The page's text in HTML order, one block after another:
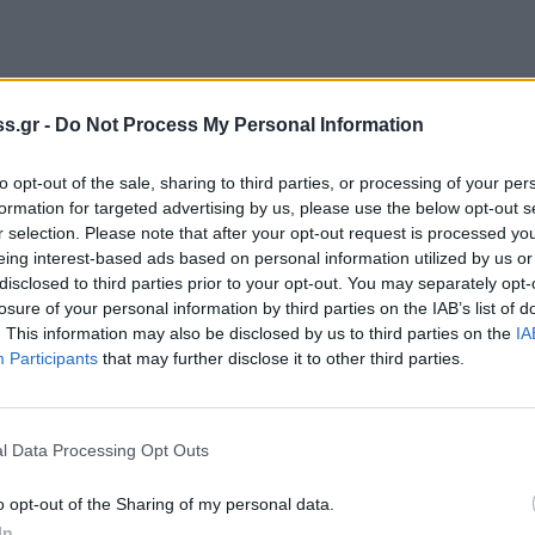
- Do Not Process My Personal Information
opt-out of the sale, sharing to third parties, or processing of your
for targeted advertising by us, please use the below opt-out
selection. Please note that after your opt-out request is processed
interest-based ads based on personal information utilized by us
to third parties prior to your opt-out. You may separately
of your personal information by third parties on the IAB’s list of
This information may also be disclosed by us to third parties on the
Participants that may further disclose it to other third parties.
Data Processing Opt Outs
opt-out of the Sharing of my personal data.
της ζωής του.
φιλάνθρωπος, πατέρας τριών παιδιών και
δισεκατομμυρίων δολαρίων έγραψε
κάθε γονιός που έχει κάποια λεφτά,
τη διαθήκη σας, πριν την υπογράψετε».
λογική των αποφάσεών σας και τις ευθύνες που
ερώτηση ή συμβουλή, ακούστε
θέλετε να αναρωτιούνται τα παιδιά σας γιατί
θέση να απαντήσετε».